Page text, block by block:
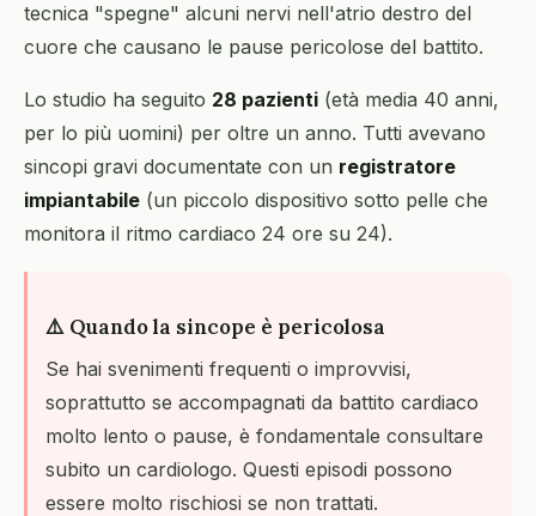
tecnica "spegne" alcuni nervi nell'atrio destro del
cuore che causano le pause pericolose del battito.
Lo studio ha seguito 28 pazienti (età media 40 anni,
per lo più uomini) per oltre un anno. Tutti avevano
sincopi gravi documentate con un registratore
impiantabile (un piccolo dispositivo sotto pelle che
monitora il ritmo cardiaco 24 ore su 24).
⚠️ Quando la sincope è pericolosa
Se hai svenimenti frequenti o improvvisi,
soprattutto se accompagnati da battito cardiaco
molto lento o pause, è fondamentale consultare
subito un cardiologo. Questi episodi possono
essere molto rischiosi se non trattati.